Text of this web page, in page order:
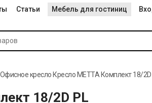
Статьи Мебель для гостиниц
Офисное кресло Кресло МЕТТА Комплект 18/2D
18/2D PL